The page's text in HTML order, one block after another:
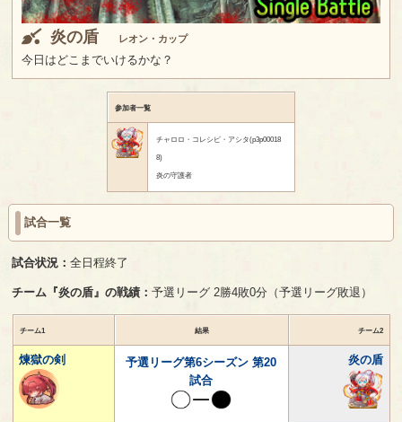
炎の盾 レオン・カップ
今日はどこまでいけるかな？
参加者一覧
チャロロ・コレシピ・アシタ(p3p00018
8)
炎の守護者
試合一覧
試合状況：全日程終了
チーム『炎の盾』の戦績：予選リーグ 2勝4敗0分（予選リーグ敗退）
チーム1 結果 チーム2
煉獄の剣
予選リーグ第6シーズン 第20
試合
炎の盾